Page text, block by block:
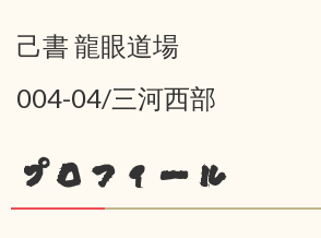
己書 龍眼道場
004-04/三河西部
プロフィール